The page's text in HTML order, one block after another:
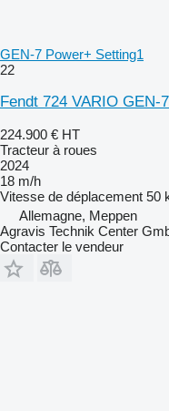
GEN-7 Power+ Setting1
22
Fendt 724 VARIO GEN-
224.900 € HT
Tracteur à roues
2024
18 m/h
Vitesse de déplacement 50
Allemagne, Meppen
Agravis Technik Center
Contacter le vendeur